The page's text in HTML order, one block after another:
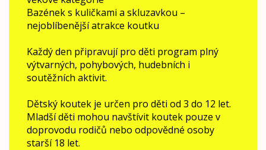
Bazének s kuličkami a skluzavkou –
nejoblíbenější atrakce koutku
Každý den připravují pro děti program plný
výtvarných, pohybových, hudebních i
soutěžních aktivit.
Dětský koutek je určen pro děti od 3 do 12 let.
Mladší děti mohou navštívit koutek pouze v
doprovodu rodičů nebo odpovědné osoby
starší 18 let.